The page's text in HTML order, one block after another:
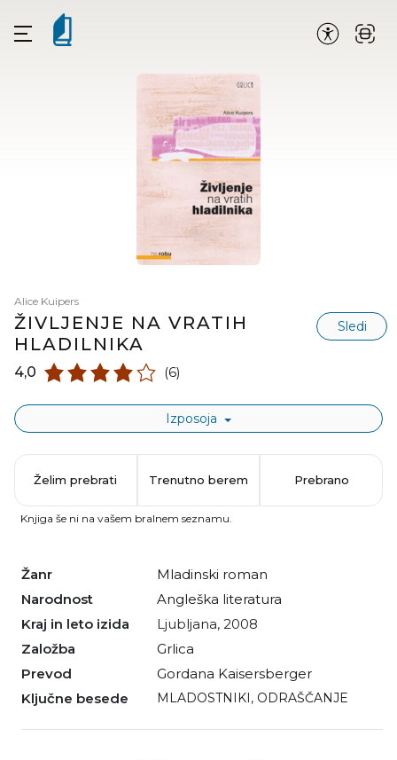
Alice Kuipers
ŽIVLJENJE NA VRATIH
HLADILNIKA
Sledi
4,0 (6)
Izposoja
Žanr
mladinski roman
Narodnost
angleška literatura
Kraj in leto izida
Ljubljana, 2008
Založba
Grlica
Prevod
Gordana Kaisersberger
Ključne besede
MLADOSTNIKI , ODRAŠČANJE
Želim prebrati Trenutno berem Prebrano
Knjiga še ni na vašem bralnem seznamu.